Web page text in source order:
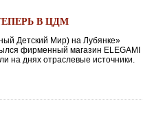
В ЦДМ
Детский Мир) на Лубянке»
фирменный магазин ELEGAMI
на днях отраслевые источники.